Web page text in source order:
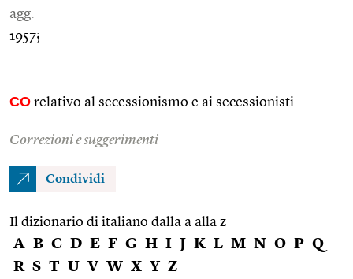
agg.
1957;
CO relativo al secessionismo e ai secessionisti
Correzioni e suggerimenti
Condividi
Il dizionario di italiano dalla a alla z
A B C D E F G H I J K L M N O P Q
R S T U V W X Y Z